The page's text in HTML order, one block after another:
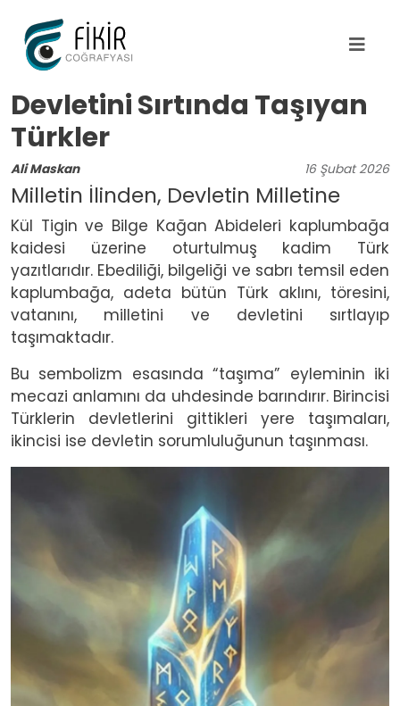
Devletini Sırtında Taşıyan
Türkler
Ali Maskan 16 Şubat 2026
Milletin İlinden, Devletin Milletine
Kül Tigin ve Bilge Kağan Abideleri kaplumbağa
kaidesi üzerine oturtulmuş kadim Türk
yazıtlarıdır. Ebediliği, bilgeliği ve sabrı temsil eden
kaplumbağa, adeta bütün Türk aklını, töresini,
vatanını, milletini ve devletini sırtlayıp
taşımaktadır.
Bu sembolizm esasında “taşıma” eyleminin iki
mecazi anlamını da uhdesinde barındırır. Birincisi
Türklerin devletlerini gittikleri yere taşımaları,
ikincisi ise devletin sorumluluğunun taşınması.